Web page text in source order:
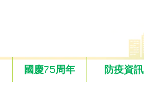
國慶75周年 防疫資訊